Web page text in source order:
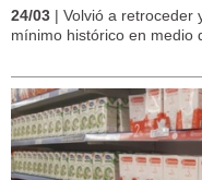
24/03 | Volvió a retroceder
mínimo histórico en medio